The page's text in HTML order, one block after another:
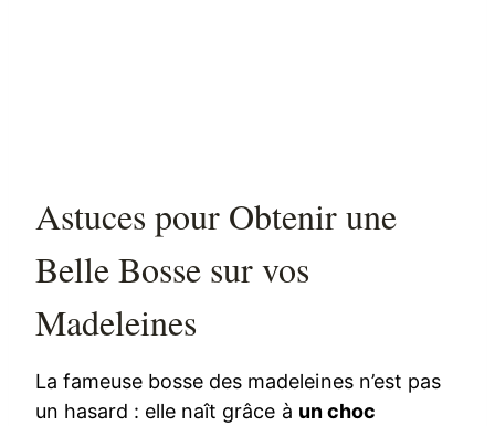
Astuces pour Obtenir une
Belle Bosse sur vos
Madeleines
La fameuse bosse des madeleines n’est pas
un hasard : elle naît grâce à un choc